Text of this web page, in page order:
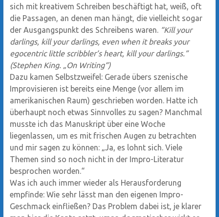
sich mit kreativem Schreiben beschäftigt hat, weiß, oft
die Passagen, an denen man hängt, die vielleicht sogar
der Ausgangspunkt des Schreibens waren.“Kill your
darlings, kill your darlings, even when it breaks your
egocentric little scribbler’s heart, kill your darlings.”
(Stephen King. „On Writing“)
Dazu kamen Selbstzweifel: Gerade übers szenische
Improvisieren ist bereits eine Menge (vor allem im
amerikanischen Raum) geschrieben worden. Hatte ich
überhaupt noch etwas Sinnvolles zu sagen? Manchmal
musste ich das Manuskript über eine Woche
liegenlassen, um es mit frischen Augen zu betrachten
und mir sagen zu können: „Ja, es lohnt sich. Viele
Themen sind so noch nicht in der Impro-Literatur
besprochen worden.“
Was ich auch immer wieder als Herausforderung
empfinde: Wie sehr lässt man den eigenen Impro-
Geschmack einfließen? Das Problem dabei ist, je klarer